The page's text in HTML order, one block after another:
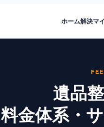
ホーム解決マ
遺品
料金体系・